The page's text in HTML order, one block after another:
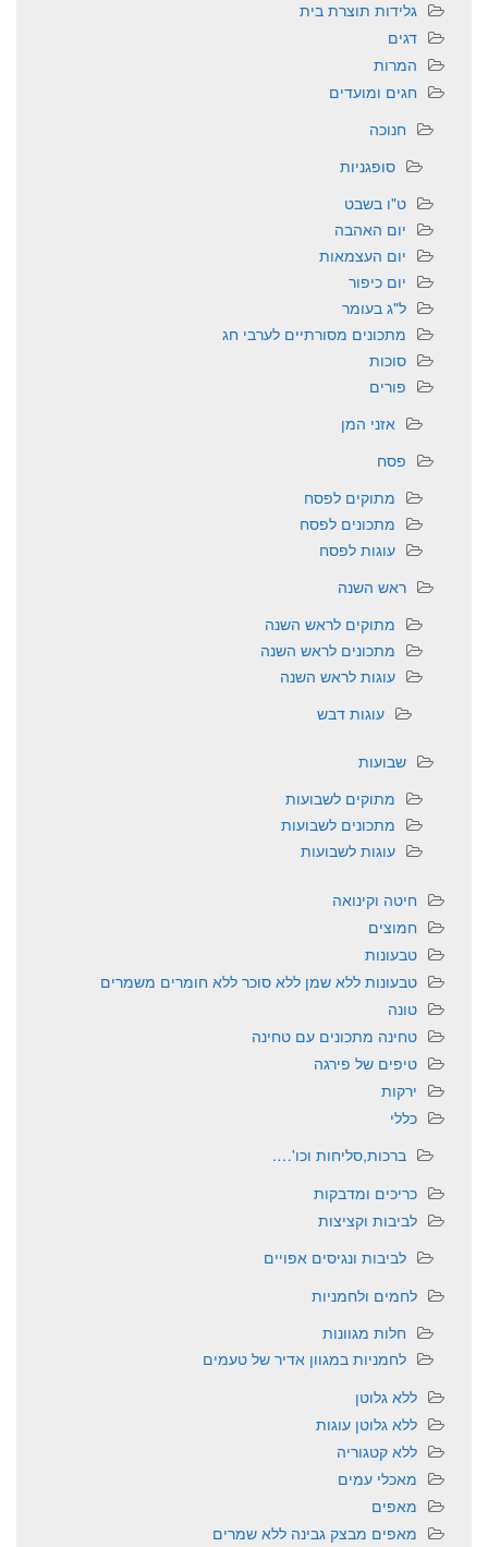
גלידות תוצרת בית
דגים
המרות
חגים ומועדים
חנוכה
סופגניות
ט"ו בשבט
יום האהבה
יום העצמאות
יום כיפור
ל"ג בעומר
מתכונים מסורתיים לערבי חג
סוכות
פורים
אזני המן
פסח
מתוקים לפסח
מתכונים לפסח
עוגות לפסח
ראש השנה
מתוקים לראש השנה
מתכונים לראש השנה
עוגות לראש השנה
עוגות דבש
שבועות
מתוקים לשבועות
מתכונים לשבועות
עוגות לשבועות
חיטה וקינואה
חמוצים
טבעונות
טבעונות ללא שמן ללא סוכר ללא חומרים משמרים
טונה
טחינה מתכונים עם טחינה
טיפים של פירגה
ירקות
כללי
ברכות,סליחות וכו'….
כריכים ומדבקות
לביבות וקציצות
לביבות ונגיסים אפויים
לחמים ולחמניות
חלות מגוונות
לחמניות במגוון אדיר של טעמים
ללא גלוטן
ללא גלוטן עוגות
ללא קטגוריה
מאכלי עמים
מאפים
מאפים מבצק גבינה ללא שמרים